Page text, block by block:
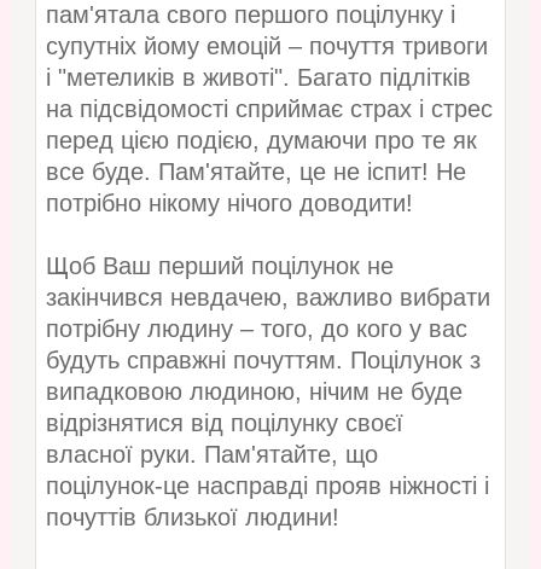
пам'ятала свого першого поцілунку і
супутніх йому емоцій – почуття тривоги
і "метеликів в животі". Багато підлітків
на підсвідомості сприймає страх і стрес
перед цією подією, думаючи про те як
все буде. Пам'ятайте, це не іспит! Не
потрібно нікому нічого доводити!
Щоб Ваш перший поцілунок не
закінчився невдачею, важливо вибрати
потрібну людину – того, до кого у вас
будуть справжні почуттям. Поцілунок з
випадковою людиною, нічим не буде
відрізнятися від поцілунку своєї
власної руки. Пам'ятайте, що
поцілунок-це насправді прояв ніжності і
почуттів близької людини!